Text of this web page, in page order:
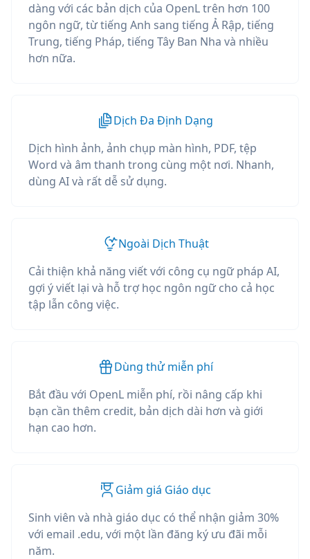
dàng với các bản dịch của OpenL trên hơn 100
ngôn ngữ, từ tiếng Anh sang tiếng Ả Rập, tiếng
Trung, tiếng Pháp, tiếng Tây Ban Nha và nhiều
hơn nữa.
Dịch Đa Định Dạng
Dịch hình ảnh, ảnh chụp màn hình, PDF, tệp
Word và âm thanh trong cùng một nơi. Nhanh,
dùng AI và rất dễ sử dụng.
Ngoài Dịch Thuật
Cải thiện khả năng viết với công cụ ngữ pháp AI,
gợi ý viết lại và hỗ trợ học ngôn ngữ cho cả học
tập lẫn công việc.
Dùng thử miễn phí
Bắt đầu với OpenL miễn phí, rồi nâng cấp khi
bạn cần thêm credit, bản dịch dài hơn và giới
hạn cao hơn.
Giảm giá Giáo dục
Sinh viên và nhà giáo dục có thể nhận giảm 30%
với email .edu, với một lần đăng ký ưu đãi mỗi
năm.